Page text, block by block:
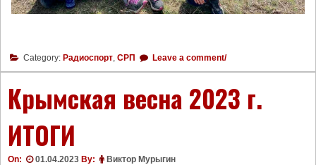
Category: Радиоспорт, СРП Leave a comment/
Крымская весна 2023 г.
ИТОГИ
On: 01.04.2023 By: Виктор Мурыгин